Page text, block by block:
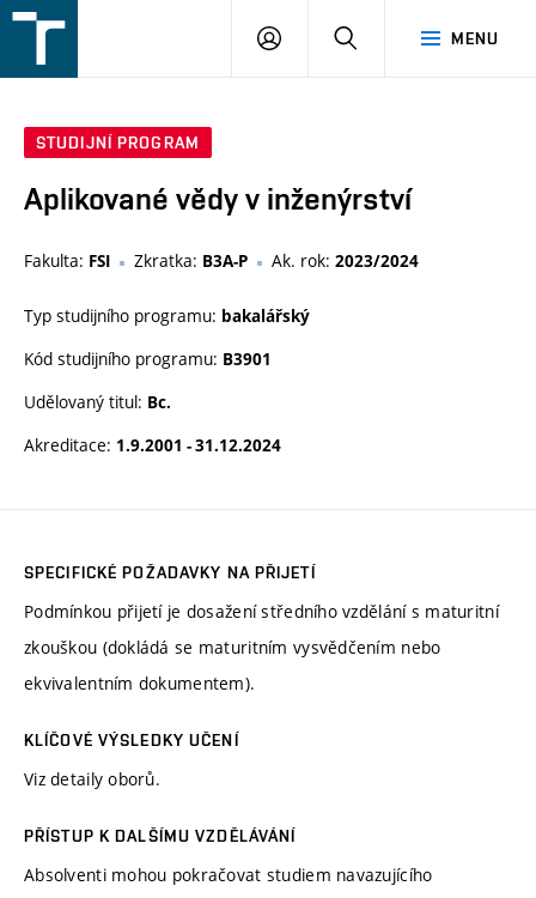
v
MENU
PŘIHLÁŠENÍ
STUDIJNÍ PROGRAM
Aplikované vědy v inženýrství
Fakulta: FSI Zkratka: B3A-P Ak. rok: 2023/2024
Typ studijního programu: bakalářský
Kód studijního programu: B3901
Udělovaný titul: Bc.
Akreditace: 1.9.2001 - 31.12.2024
SPECIFICKÉ POŽADAVKY NA PŘIJETÍ
Podmínkou přijetí je dosažení středního vzdělání s maturitní
zkouškou (dokládá se maturitním vysvědčením nebo
ekvivalentním dokumentem).
KLÍČOVÉ VÝSLEDKY UČENÍ
Viz detaily oborů.
PŘÍSTUP K DALŠÍMU VZDĚLÁVÁNÍ
Absolventi mohou pokračovat studiem navazujícího